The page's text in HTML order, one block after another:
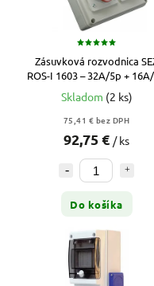
Zásuvková rozvodnica
ROS-I 1603 – 32A/5p +
+ 2x230V, s istením
(10003496.00)
Skladom (2 ks)
75,41 € bez DPH
92,75 € / ks
Do košíka